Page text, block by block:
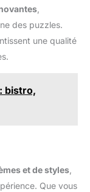
des puzzles.
une qualité
bistro,
et de styles
Que vous